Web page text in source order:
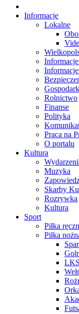
Informacje
Lokalne
Rolnictwo
Finanse
Polityka
Praca na
O portalu
Kultura
Muzyka
Skarby
Rozrywka
Kultura
Sport
Piłka
Piłka